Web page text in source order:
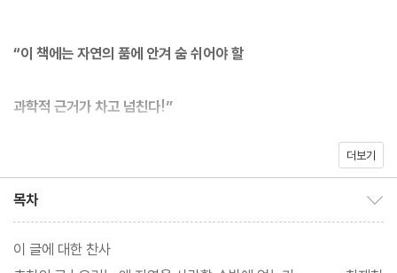
“이 책에는 자연의 품에 안겨 숨 쉬어야 할
과학적 근거가 차고 넘친다!”
프랑스 대표 뇌과학자가 밝혀낸 자연이 선물하는 만족감의 비밀
더보기
목차
이 글에 대한 찬사